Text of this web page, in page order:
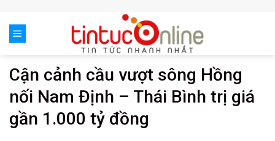
content
Cận cảnh cầu vượt sông Hồng
nối Nam Định – Thái Bình trị giá
gần 1.000 tỷ đồng